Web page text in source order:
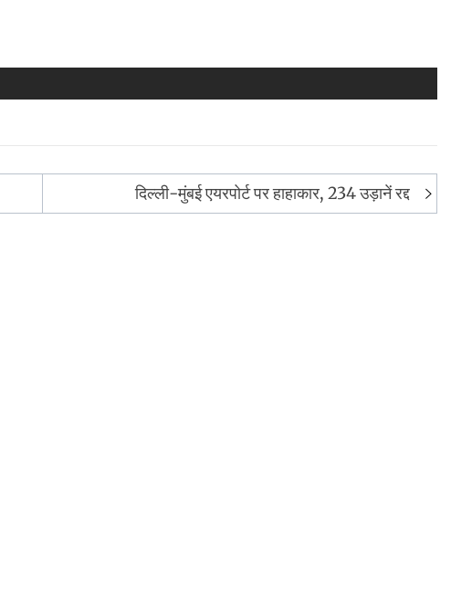
दिल्ली-मुंबई एयरपोर्ट पर हाहाकार, 234 उड़ानें रद्द